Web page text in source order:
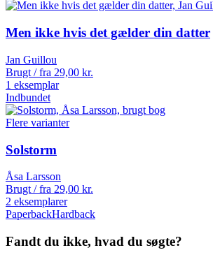
Men ikke hvis det gælder din datter
Jan Guillou
Brugt / fra 29,00 kr.
1 eksemplar
Indbundet
Flere varianter
Solstorm
Åsa Larsson
Brugt / fra 29,00 kr.
2 eksemplarer
PaperbackHardback
Fandt du ikke, hvad du søgte?